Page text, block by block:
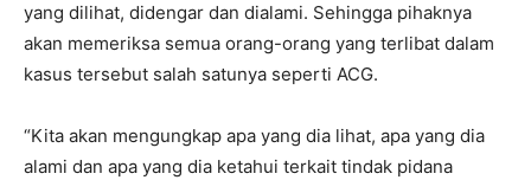
yang dilihat, didengar dan dialami. Sehingga pihaknya
akan memeriksa semua orang-orang yang terlibat dalam
kasus tersebut salah satunya seperti ACG.
“Kita akan mengungkap apa yang dia lihat, apa yang dia
alami dan apa yang dia ketahui terkait tindak pidana